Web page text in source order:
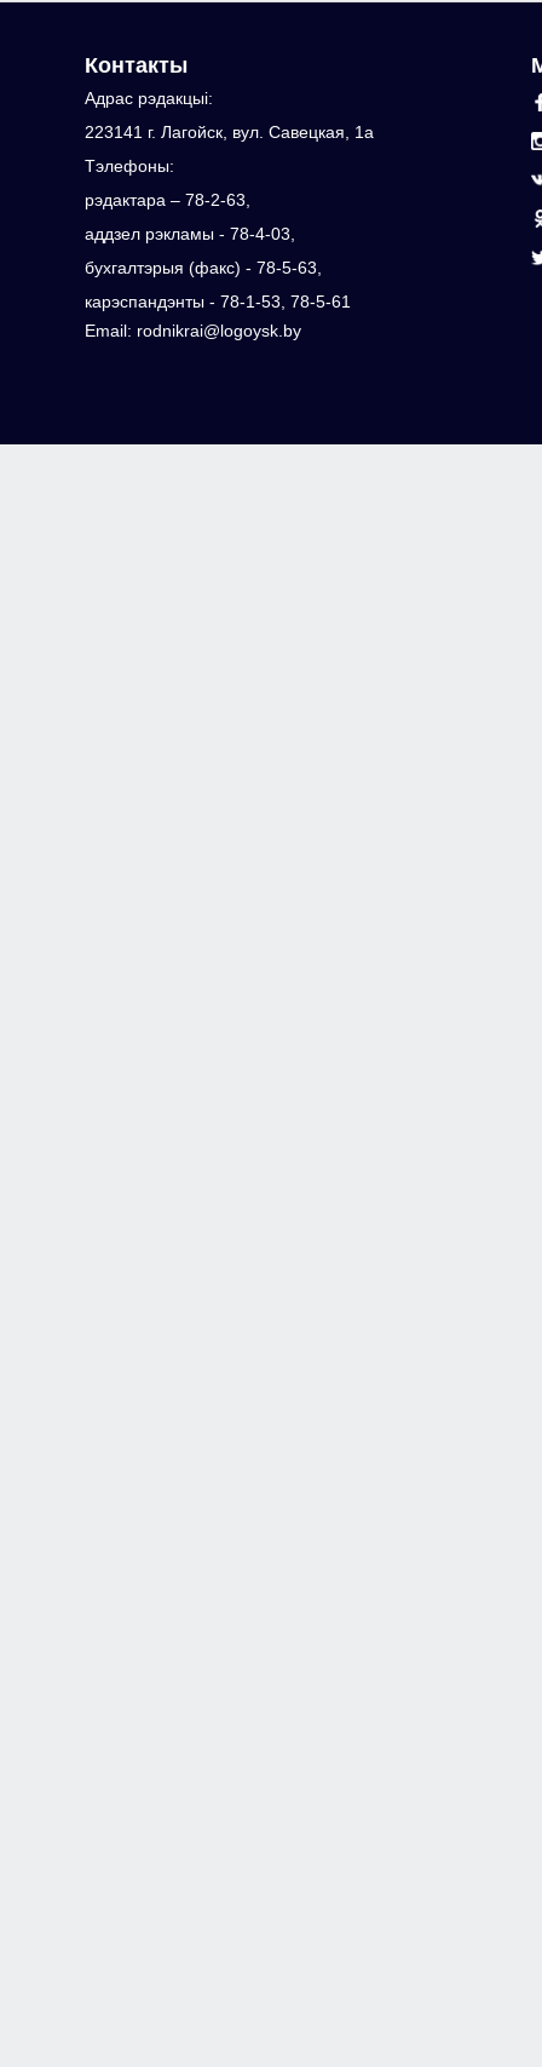
Контакты
Адрас рэдакцыi:
223141 г. Лагойск, вул. Савецкая, 1а
Тэлефоны:
рэдактара – 78-2-63,
аддзел рэкламы - 78-4-03,
бухгалтэрыя (факс) - 78-5-63,
карэспандэнты - 78-1-53, 78-5-61
Email: rodnikrai@logoysk.by